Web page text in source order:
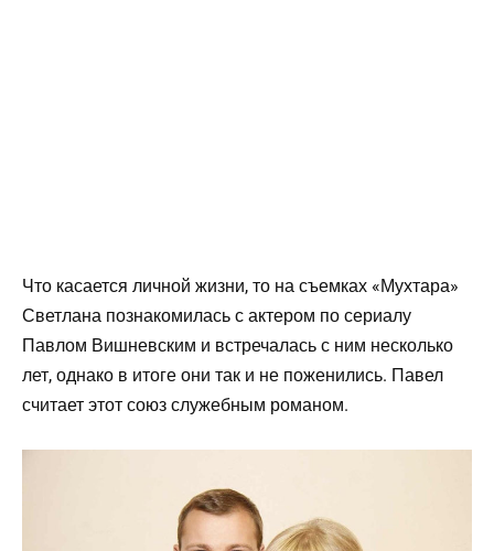
Что касается личной жизни, то на съемках «Мухтара»
Светлана познакомилась с актером по сериалу
Павлом Вишневским и встречалась с ним несколько
лет, однако в итоге они так и не поженились. Павел
считает этот союз служебным романом.